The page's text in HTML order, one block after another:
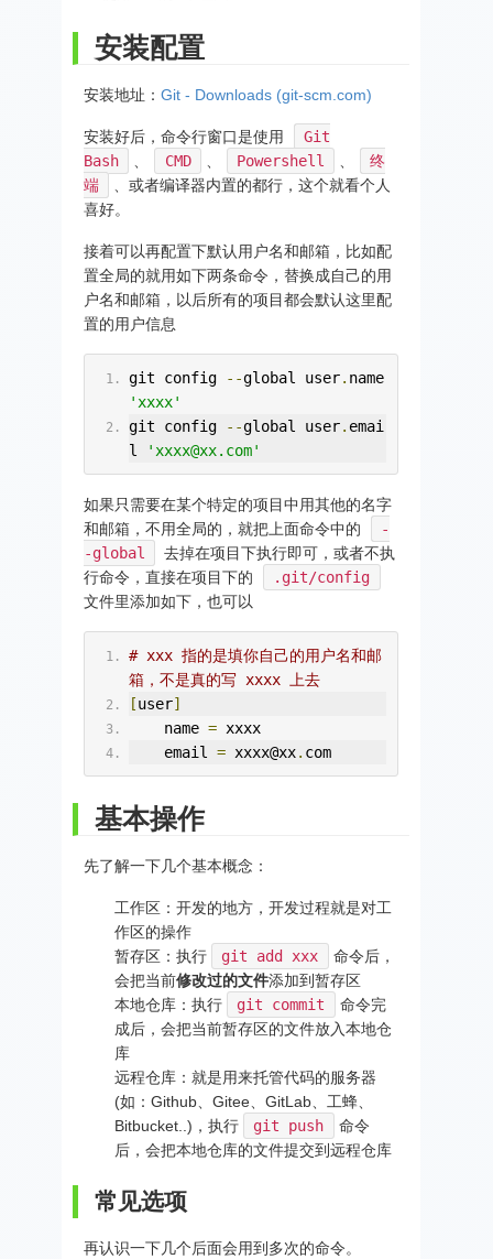
安装配置
安装地址：Git - Downloads (git-scm.com)
安装好后，命令行窗口是使用
Git
Bash
CMD Powershell
终
端
、或者编译器内置的都行，这个就看个人
喜好。
接着可以再配置下默认用户名和邮箱，比如配
置全局的就用如下两条命令，替换成自己的用
户名和邮箱，以后所有的项目都会默认这里配
置的用户信息
git config --global user.
name
'xxxx'
git config
--global user. emai
l
'xxxx@xx.com'
如果只需要在某个特定的项目中用其他的名字
和邮箱，不用全局的，就把上面命令中的
-
-global
去掉在项目下执行即可，或者不执
行命令，直接在项目下的
.git/config
文件里添加如下，也可以
# xxx 指的是填你自己的用户名和邮
箱，不是真的写 xxxx 上去
[user]
    name
= xxxx
    email
= xxxx@xx. com
基本操作
先了解一下几个基本概念：
工作区：开发的地方，开发过程就是对工
作区的操作
暂存区：执行
git add xxx
命令后，
会把当前修改过的文件添加到暂存区
本地仓库：执行
git commit
命令完
成后，会把当前暂存区的文件放入本地仓
库
远程仓库：就是用来托管代码的服务器
(如：Github、Gitee、GitLab、工蜂、
Bitbucket..)，执行
git push
命令
后，会把本地仓库的文件提交到远程仓库
常见选项
再认识一下几个后面会用到多次的命令。